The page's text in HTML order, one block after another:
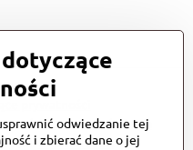
prywatności
Status zamówienia
BiznisWeb.sk
odwiedzanie tej
i zbierać dane o jej